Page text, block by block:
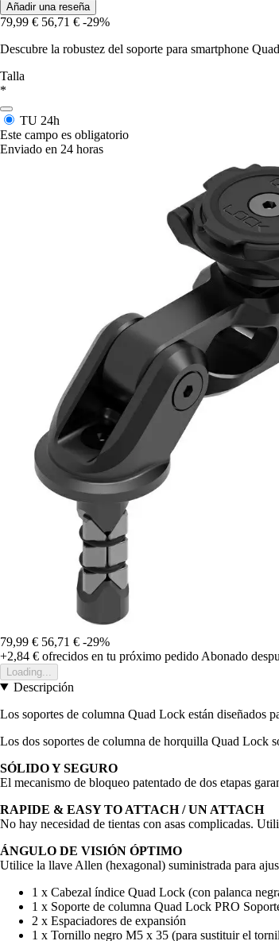
Añadir una reseña
79,99 € 56,71 € -29%
Descubre la robustez del soporte para smartphone
Talla
*
TU 24h
Este campo es obligatorio
Enviado en 24 horas
79,99 € 56,71 € -29%
+2,84 € ofrecidos en tu próximo pedido Abonado
Loading...
Descripción
Los soportes de columna Quad Lock están diseñados
Los dos soportes de columna de horquilla Quad Lock
SÓLIDO Y SEGURO
El mecanismo de bloqueo patentado de dos etapas
RAPIDE & EASY TO ATTACH / UN ATTACH
No hay necesidad de tientas con asas complicadas.
ÁNGULO DE VISIÓN ÓPTIMO
Utilice la llave Allen (hexagonal) suministrada para
1 x Cabezal índice Quad Lock (con palanca
1 x Soporte de columna Quad Lock PRO
2 x Espaciadores de expansión
1 x Tornillo negro M5 x 35 (para sustituir el